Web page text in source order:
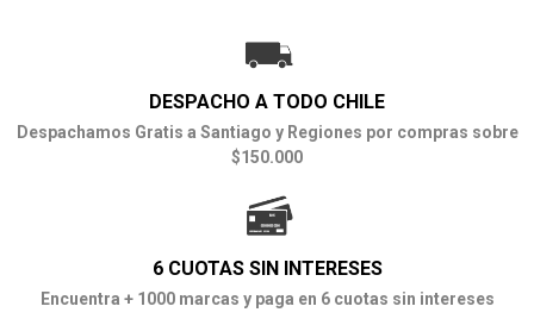
DESPACHO A TODO CHILE
Despachamos Gratis a Santiago y Regiones por compras sobre
$150.000
6 CUOTAS SIN INTERESES
Encuentra + 1000 marcas y paga en 6 cuotas sin intereses